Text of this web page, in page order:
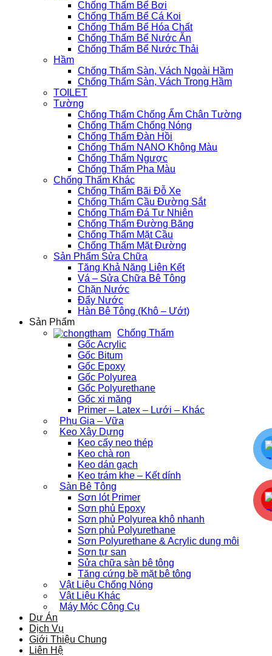
Chống Thấm Bể Bơi
Chống Thấm Bể Cá Koi
Chống Thấm Bể Hóa Chất
Chống Thấm Bể Nước Ăn
Chống Thấm Bể Nước Thải
Hầm
Chống Thấm Sàn, Vách Ngoài Hầm
Chống Thấm Sàn, Vách Trong Hầm
TOILET
Tường
Chống Thấm Chống Ẩm Chân Tường
Chống Thấm Chống Nóng
Chống Thấm Đàn Hồi
Chống Thấm NANO Không Màu
Chống Thấm Ngược
Chống Thấm Pha Màu
Chống Thấm Khác
Chống Thấm Bãi Đỗ Xe
Chống Thấm Cầu Đường Sắt
Chống Thấm Đá Tự Nhiên
Chống Thấm Đường Băng
Chống Thấm Mặt Cầu
Chống Thấm Mặt Đường
Sản Phẩm Sửa Chữa
Tăng Khả Năng Liên Kết
Vá – Sửa Chữa Bê Tông
Chặn Nước
Đẩy Nước
Hàn Bê Tông (Khô – Ướt)
Sản Phẩm
Chống Thấm
Gốc Acrylic
Gốc Bitum
Gốc Epoxy
Gốc Polyurea
Gốc Polyurethane
Gốc xi măng
Primer – Latex – Lưới – Khác
Phụ Gia – Vữa
Keo Xây Dựng
Keo cấy neo thép
Keo chà ron
Keo dán gạch
Keo trám khe – Kết dính
Sàn Bê Tông
Sơn lót Primer
Sơn phủ Epoxy
Sơn phủ Polyurea khô nhanh
Sơn phủ Polyurethane
Sơn Polyurethane & Acrylic dung môi
Sơn tự san
Sửa chữa sàn bê tông
Tăng cứng bề mặt bê tông
Vật Liệu Chống Nóng
Vật Liệu Khác
Máy Móc Công Cụ
Dự Án
Dịch Vụ
Giới Thiệu Chung
Liên Hệ